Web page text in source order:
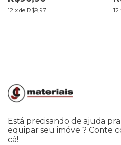
12 x de R$9,97 12
Está precisando de ajuda
equipar seu imóvel? Conte
cá!